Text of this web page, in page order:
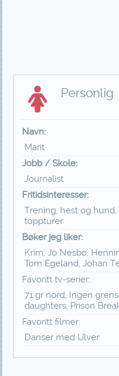
Personlig
Navn:
Marit
Jobb / Skole:
Journalist
Fritidsinteresser:
Trening, hest og
toppturer
Bøker jeg liker:
Krim; Jo Nesbø,
Tom Egeland, Johan
Favoritt tv-serier:
71 gr nord, Ingen
daughters, Prison
Favoritt filmer:
Danser med Ulver